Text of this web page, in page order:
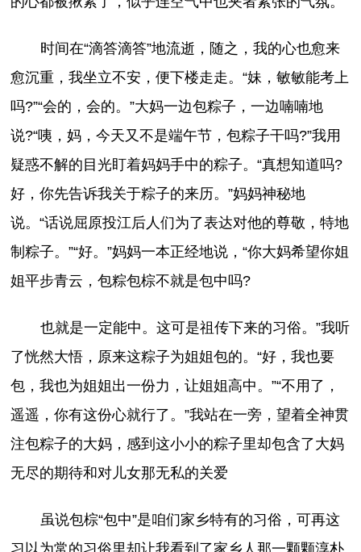
时间在“滴答滴答”地流逝，随之，我的心也愈来
愈沉重，我坐立不安，便下楼走走。“妹，敏敏能考上
吗?”“会的，会的。”大妈一边包粽子，一边喃喃地
说?“咦，妈，今天又不是端午节，包粽子干吗?”我用
疑惑不解的目光盯着妈妈手中的粽子。“真想知道吗?
好，你先告诉我关于粽子的来历。”妈妈神秘地
说。“话说屈原投江后人们为了表达对他的尊敬，特地
制粽子。”“好。”妈妈一本正经地说，“你大妈希望你姐
姐平步青云，包粽包棕不就是包中吗?
也就是一定能中。这可是祖传下来的习俗。”我听
了恍然大悟，原来这粽子为姐姐包的。“好，我也要
包，我也为姐姐出一份力，让姐姐高中。”“不用了，
遥遥，你有这份心就行了。”我站在一旁，望着全神贯
注包粽子的大妈，感到这小小的粽子里却包含了大妈
无尽的期待和对儿女那无私的关爱
虽说包棕“包中”是咱们家乡特有的习俗，可再这
习以为常的习俗里却让我看到了家乡人那一颗颗淳朴